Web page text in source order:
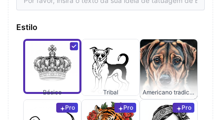
Estilo
Básico Tribal Americano tradicional
Pro Pro Pro